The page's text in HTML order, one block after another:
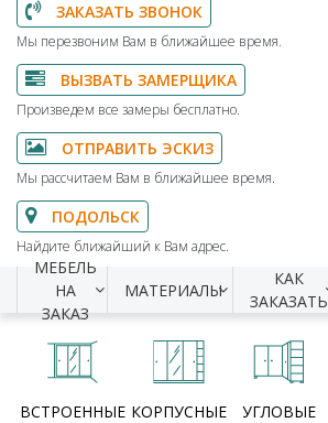
ЗАКАЗАТЬ ЗВОНОК
Мы перезвоним Вам в ближайшее время.
ВЫЗВАТЬ ЗАМЕРЩИКА
Произведем все замеры бесплатно.
ОТПРАВИТЬ ЭСКИЗ
Мы рассчитаем Вам в ближайшее время.
ПОДОЛЬСК
Найдите ближайший к Вам адрес.
МЕБЕЛЬ
НА
ЗАКАЗ
МАТЕРИАЛЫ
КАК
ЗАКАЗАТЬ
ВСТРОЕННЫЕ КОРПУСНЫЕ УГЛОВЫЕ